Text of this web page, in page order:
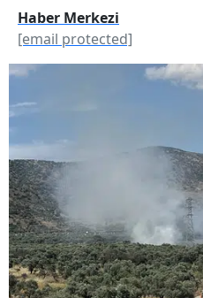
Haber Merkezi
[email protected]